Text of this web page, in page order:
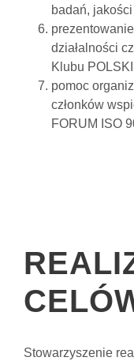
badań,
działalności
Klubu
pomoc
członków
FORUM ISO
Stowarzyszenie